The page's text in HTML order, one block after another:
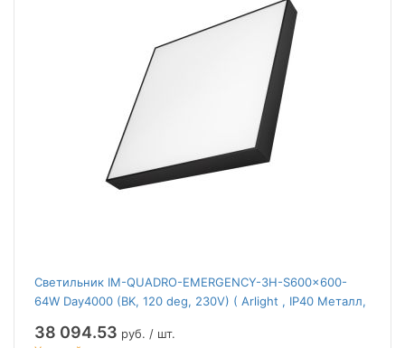
Светильник IM-QUADRO-EMERGENCY-3H-S600x600-
64W Day4000 (BK, 120 deg, 230V) ( Arlight , IP40 Металл,
38 094.53 руб. / шт.